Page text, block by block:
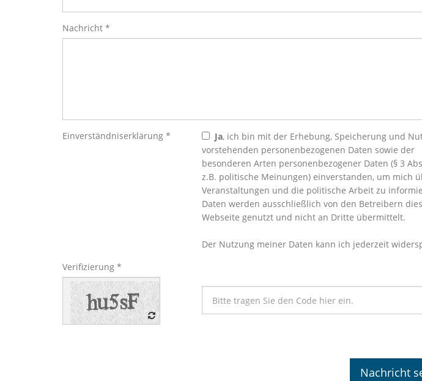
Nachricht *
Einverständniserklärung * Ja, ich bin mit der Erhebung, Speicherung und
vorstehenden personenbezogenen Daten sowie der
besonderen Arten personenbezogener Daten (§ 3
z.B. politische Meinungen) einverstanden, um mich
Veranstaltungen und die politische Arbeit zu
Daten werden ausschließlich von den Betreibern
Webseite genutzt und nicht an Dritte übermittelt.
Der Nutzung meiner Daten kann ich jederzeit
Verifizierung *